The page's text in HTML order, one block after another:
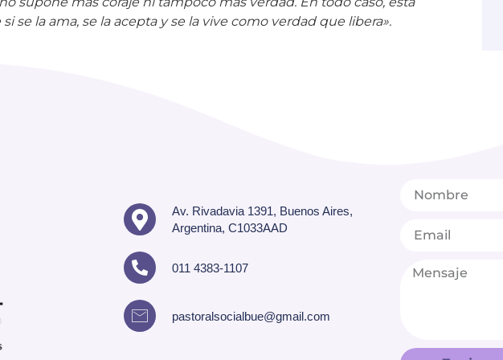
se la ama, se la acepta y se la vive como verdad que libera».
Av. Rivadavia 1391, Buenos Aires,
Argentina, C1033AAD
011 4383-1107
pastoralsocialbue@gmail.com